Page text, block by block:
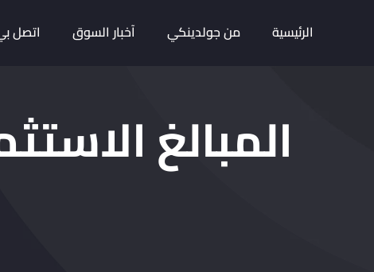
الرئيسية من جولدينكي آخبار السوق اتصل
المبالغ